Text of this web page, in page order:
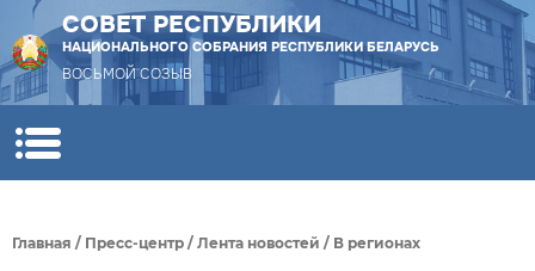
СОВЕТ РЕСПУБЛИКИ
НАЦИОНАЛЬНОГО СОБРАНИЯ РЕСПУБЛИКИ БЕЛАРУСЬ
ВОСЬМОЙ СОЗЫВ
Главная / Пресс-центр / Лента новостей / В регионах